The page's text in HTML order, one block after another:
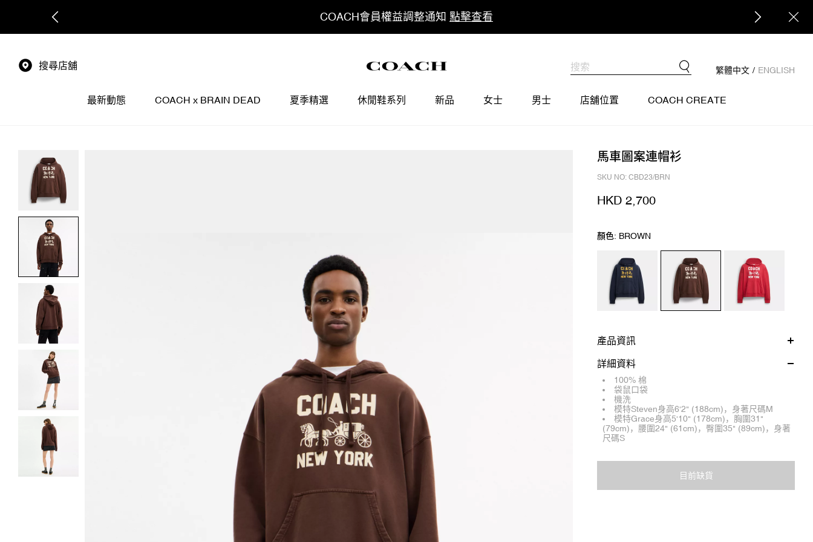
COACH會員權益調整通知 點擊查看
搜尋店舖 繁體中文 / ENGLISH
最新動態 COACH x BRAIN DEAD 夏季精選 休閒鞋系列 新品 女士 男士 店舖位置 COACH CREATE
馬車圖案連帽衫
SKU NO: CBD23/BRN
HKD 2,700
顏色: BROWN
產品資訊
詳細資料
100% 棉
袋鼠口袋
機洗
模特Steven身高6'2" (188cm)，身著尺碼M
模特Grace身高5'10" (178cm)，胸圍31"
(79cm)，腰圍24" (61cm)，臀圍35" (89cm)，身著
尺碼S
目前缺貨